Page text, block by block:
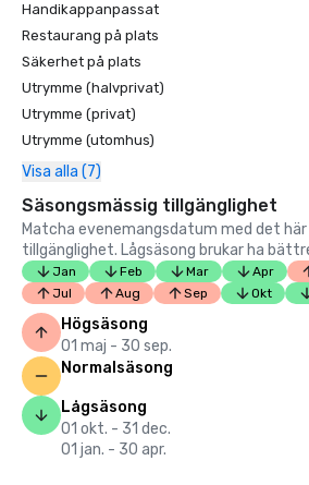
Handikappanpassat
Restaurang på plats
Säkerhet på plats
Utrymme (halvprivat)
Utrymme (privat)
Utrymme (utomhus)
Visa alla (7)
Säsongsmässig tillgänglighet
Matcha evenemangsdatum med det
tillgänglighet. Lågsäsong brukar ha
Jan Feb Mar Apr
Jul
Aug Sep Okt
Högsäsong
01 maj - 30 sep.
Normalsäsong
Lågsäsong
01 okt. - 31 dec.
01 jan. - 30 apr.